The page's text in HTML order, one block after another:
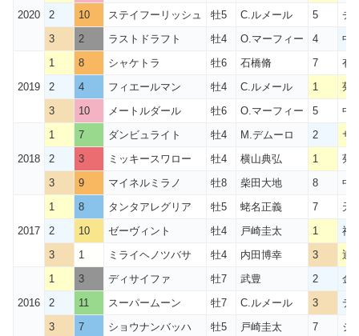
2020
2
10 ステイフーリッシュ 牡5 C.ルメール 5
チ
3
2 ラストドラフト 牡4 O.マーフィー 4 中
2019
1 8 シャケトラ 牡6 石橋脩 7
有
2
4 フィエールマン 牡4 C.ルメール 1
菊
3
10 メートルダール 牡6 O.マーフィー 5 中
2018
1 7 ダンビュライト 牡4 M.デムーロ 2
サ
2
3 ミッキースワロー 牡4 横山典弘 1
菊
3
9 マイネルミラノ 牡8 柴田大地 8 中
2017
1 8 タンタアレグリア 牡5 蛯名正義 7
天
2
10 ゼーヴィント 牡4 戸崎圭太 1
福
3
1 ミライヘノツバサ 牡4 内田博幸 3 迎
2016
1 3 ディサイファ 牡7 武豊 2
金
2
11 スーパームーン 牡7 C.ルメール 3
デ
3
7 ショウナンバッハ 牡5 戸崎圭太 7 ジ